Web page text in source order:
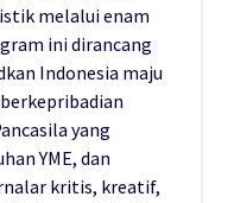
melalui enam
ini dirancang
Indonesia maju
yang
YME, dan
kritis, kreatif,